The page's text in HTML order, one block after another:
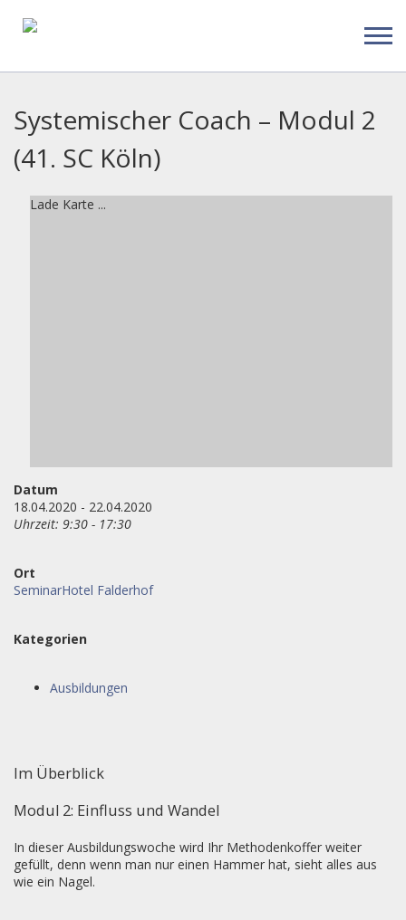
Systemischer Coach – Modul 2
(41. SC Köln)
Lade Karte ...
Datum
18.04.2020 - 22.04.2020
Uhrzeit: 9:30 - 17:30
Ort
SeminarHotel Falderhof
Kategorien
Ausbildungen
Im Überblick
Modul 2: Einfluss und Wandel
In dieser Ausbildungswoche wird Ihr Methodenkoffer weiter
gefüllt, denn wenn man nur einen Hammer hat, sieht alles aus
wie ein Nagel.